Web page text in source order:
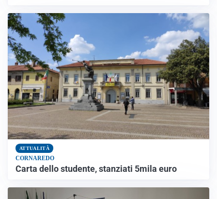
ATTUALITÀ
CORNAREDO
Carta dello studente, stanziati 5mila euro